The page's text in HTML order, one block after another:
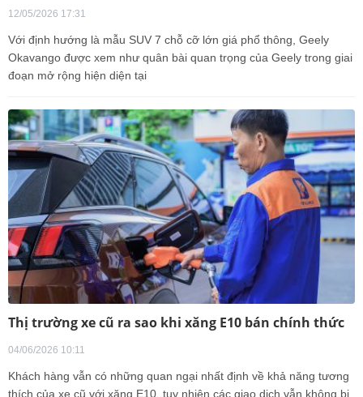
12/05/2026 17:31
Với định hướng là mẫu SUV 7 chỗ cỡ lớn giá phổ thông, Geely
Okavango được xem như quân bài quan trọng của Geely trong giai
đoạn mở rộng hiện diện tại
Thị trường xe cũ ra sao khi xăng E10 bán chính thức
04/06/2026 10:11
Khách hàng vẫn có những quan ngại nhất định về khả năng tương
thích của xe cũ với xăng E10, tuy nhiên các giao dịch vẫn không bị